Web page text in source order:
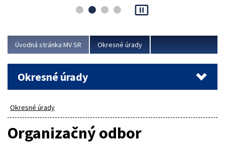
asociácie poisťovní (SLASPO) a Ministerstva vnútra SR.
Viac
pause_presentation
Úvodná stránka MV SR Okresné úrady
Okresné úrady
Okresné úrady
Organizačný odbor